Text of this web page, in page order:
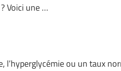
Voici une …
l’hyperglycémie ou un taux